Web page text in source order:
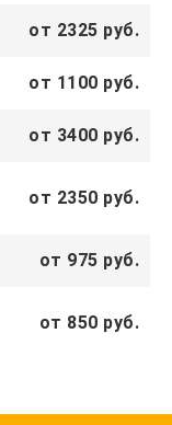
от 2325 руб.
от 1100 руб.
от 3400 руб.
от 2350 руб.
от 975 руб.
от 850 руб.